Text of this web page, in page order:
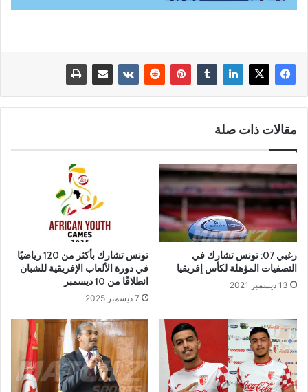
مقالات ذات صلة
رغبي 07: تونس تشارك في
التصفيات المؤهلة لكأس إفريقيا
13 ديسمبر 2021
تونس تشارك بأكثر من 120 رياضيًا
في دورة الألعاب الإفريقية للشبان
انطلاقًا من 10 ديسمبر
7 ديسمبر 2025